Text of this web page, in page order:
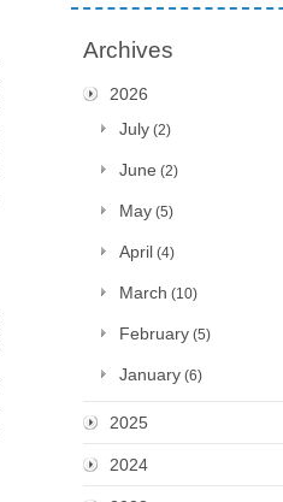
Archives
2026
July (2)
June (2)
May (5)
April (4)
March (10)
February (5)
January (6)
2025
2024